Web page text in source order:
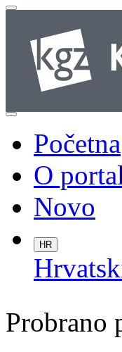
Početna
O
Novo
HR
Probrano